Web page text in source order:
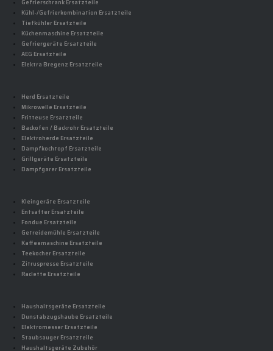
Gefrierschrank Ersatzteile
Kühl-/Gefrierkombination Ersatzteile
Tiefkühler Ersatzteile
Küchenmaschine Ersatzteile
Gefriergeräte Ersatzteile
AEG Ersatzteile
Elektra Bregenz Ersatzteile
Herd Ersatzteile
Mikrowelle Ersatzteile
Fritteuse Ersatzteile
Backofen / Backrohr Ersatzteile
Elektroherde Ersatzteile
Dampfkochtopf Ersatzteile
Grillgeräte Ersatzteile
Dampfgarer Ersatzteile
Kleingeräte Ersatzteile
Entsafter Ersatzteile
Fondue Ersatzteile
Getreidemühle Ersatzteile
Kaffeemaschine Ersatzteile
Teekocher Ersatzteile
Zitruspresse Ersatzteile
Raclette Ersatzteile
Haushaltsgeräte Ersatzteile
Dunstabzugshaube Ersatzteile
Elektromesser Ersatzteile
Staubsauger Ersatzteile
Haushaltsgeräte Zubehör